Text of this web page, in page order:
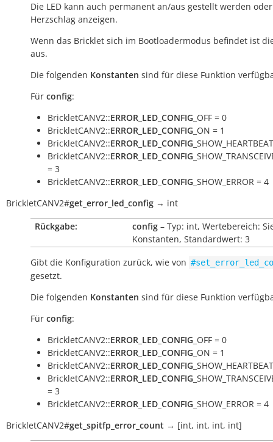
Die LED kann auch permanent an/aus gestellt werden
Herzschlag anzeigen.
Wenn das Bricklet sich im Bootloadermodus befindet ist
aus.
Die folgenden Konstanten sind für diese Funktion
Für config:
BrickletCANV2::ERROR_LED_CONFIG _OFF = 0
BrickletCANV2::ERROR_LED_CONFIG _ON = 1
BrickletCANV2::ERROR_LED_CONFIG
BrickletCANV2::ERROR_LED_CONFIG
= 3
BrickletCANV2::ERROR_LED_CONFIG _SHOW_ERROR = 4
BrickletCANV2#get_error_led_config → int
Rückgabe:
config – Typ: int, Wertebereich:
Konstanten, Standardwert: 3
Gibt die Konfiguration zurück, wie von
gesetzt.
Die folgenden Konstanten sind für diese Funktion
Für config:
BrickletCANV2::ERROR_LED_CONFIG _OFF = 0
BrickletCANV2::ERROR_LED_CONFIG _ON = 1
BrickletCANV2::ERROR_LED_CONFIG
BrickletCANV2::ERROR_LED_CONFIG
= 3
BrickletCANV2::ERROR_LED_CONFIG _SHOW_ERROR = 4
BrickletCANV2#get_spitfp_error_count → [int, int, int, int]